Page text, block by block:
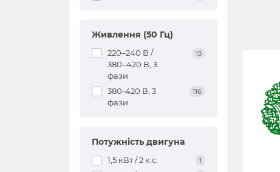
Живлення (50 Гц)
220–240 В /
380–420 В, 3
фази
13
380-420 В, 3
фази
116
Потужність двигуна
1,5 кВт / 2 к.с. 1